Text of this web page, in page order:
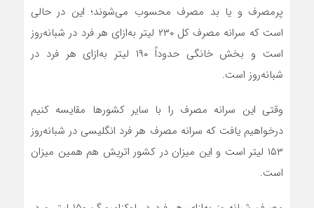
پرمصرف و یا بد مصرف محسوب می‌شوند؛ این در حالی
است که سرانه مصرف کل ۲۳۰ لیتر به‌ازای هر فرد در شبانه‌روز
است و بخش خانگی حدوداً ۱۹۰ لیتر به‌ازای هر فرد در
شبانه‌روز است.
وقتی این سرانه مصرف را با سایر کشورها مقایسه کنیم
درخواهیم یافت که سرانه مصرف هر فرد انگلیسی در شبانه‌روز
۱۵۳ لیتر است و این میزان در کشور اتریش هم همین میزان
است.